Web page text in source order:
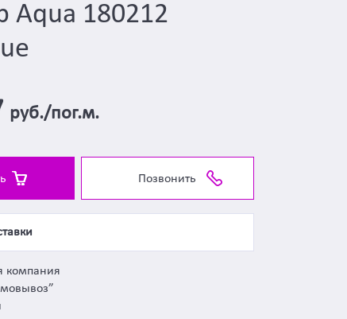
Aqua 180212
руб./пог.м.
Позвонить
компания